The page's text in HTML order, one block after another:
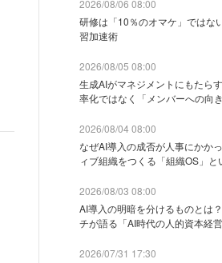
2026/08/06 08:00
研修は「10％のオマケ」では
習加速術
2026/08/05 08:00
生成AIがマネジメントにもたら
率化ではなく「メンバーへの向
2026/08/04 08:00
なぜAI導入の成否が人事にかか
ィブ組織をつくる「組織OS」と
2026/08/03 08:00
AI導入の明暗を分けるものとは
チが語る「AI時代の人的資本経
2026/07/31 17:30